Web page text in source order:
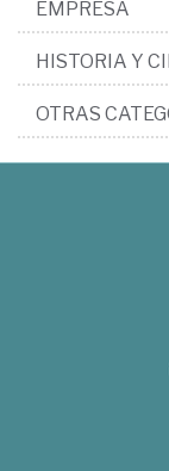
EMPRESA
HISTORIA Y
OTRAS